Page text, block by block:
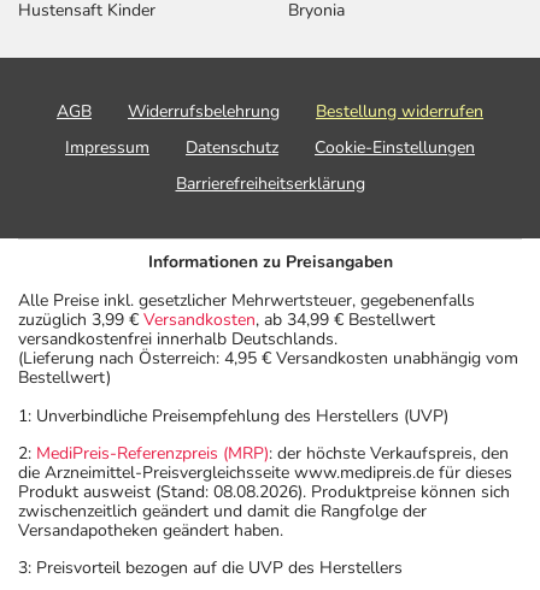
Bitte verwenden Sie dieses Arzneimittel nicht mehr nach
angegebenen Verfallsdatum. Das Verfallsdatum bezieht
sich auf den letzten Tag des angegebenen Monats.
Hustensaft Kinder
Bryonia
AGB Widerrufsbelehrung
Bestellung widerrufen
Impressum
Datenschutz
Cookie-Einstellungen
Barrierefreiheitserklärung
Informationen zu Preisangaben
Alle Preise inkl. gesetzlicher Mehrwertsteuer, gegebenenfalls
zuzüglich 3,99 € Versandkosten, ab 34,99 € Bestellwert
versandkostenfrei innerhalb Deutschlands.
(Lieferung nach Österreich: 4,95 € Versandkosten unabhängig vom
Bestellwert)
1: Unverbindliche Preisempfehlung des Herstellers (UVP)
2: MediPreis-Referenzpreis (MRP): der höchste Verkaufspreis, den
die Arzneimittel-Preisvergleichsseite www.medipreis.de für dieses
Produkt ausweist (Stand: 08.08.2026). Produktpreise können sich
zwischenzeitlich geändert und damit die Rangfolge der
Versandapotheken geändert haben.
3: Preisvorteil bezogen auf die UVP des Herstellers